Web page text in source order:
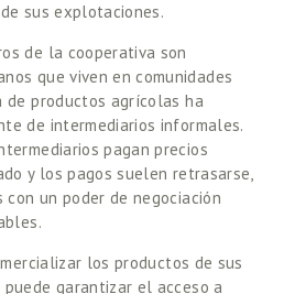
sus explotaciones.
de la cooperativa son
que viven en comunidades
de productos agrícolas ha
de intermediarios informales.
pagan precios
y los pagos suelen retrasarse,
un poder de negociación
los productos de sus
puede garantizar el acceso a